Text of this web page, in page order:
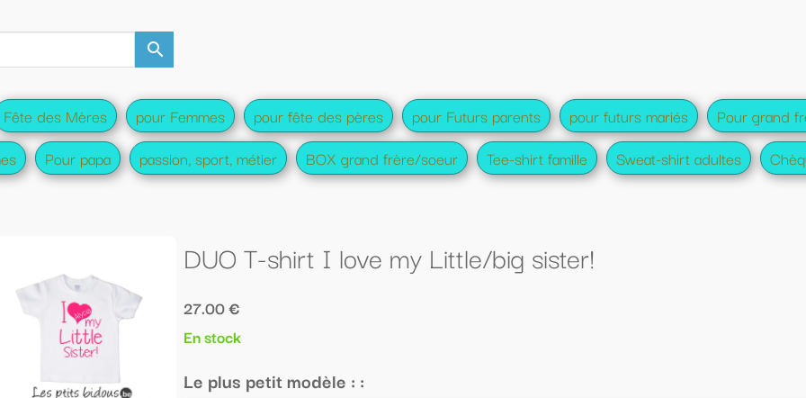
pour fête des pères pour Futurs parents pour futurs mariés
Pour grand frère et soeur amis
métier BOX grand frère/soeur Tee-shirt famille Sweat-shirt adultes Chèque cadeau
T-shirt I love my Little/big sister!
€
petit modèle : :